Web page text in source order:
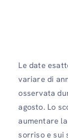
Le date
variare di
osservata
agosto. Lo
aumentare
sorriso e sui